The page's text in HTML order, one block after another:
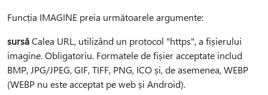
Funcția IMAGINE preia următoarele argumente:
sursăCalea URL, utilizând un protocol "https", a fișierului
imagine. Obligatoriu. Formatele de fișier acceptate includ
BMP, JPG/JPEG, GIF, TIFF, PNG, ICO și, de asemenea, WEBP
(WEBP nu este acceptat pe web și Android).